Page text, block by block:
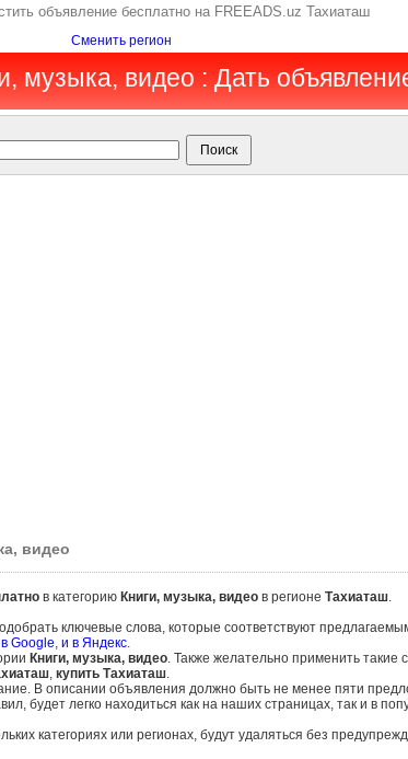
объявление бесплатно на FREEADS.uz Тахиаташ
Сменить регион
музыка, видео : Дать
видео
в категорию Книги, музыка, видеов регионе Тахиаташ.
ключевые слова, которые соответствуют
Google, и в Яндекс.
Книги, музыка, видео. Также желательно применить такие
, купить Тахиаташ.
В описании объявления должно быть не менее пяти
будет легко находиться как на наших страницах, так и в
категориях или регионах, будут удаляться без